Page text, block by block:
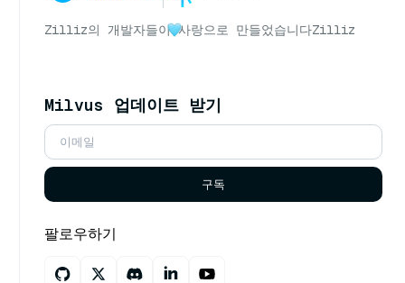
Zilliz의 개발자들이 사랑으로 만들었습니다Zilliz
Milvus 업데이트 받기
구독
팔로우하기